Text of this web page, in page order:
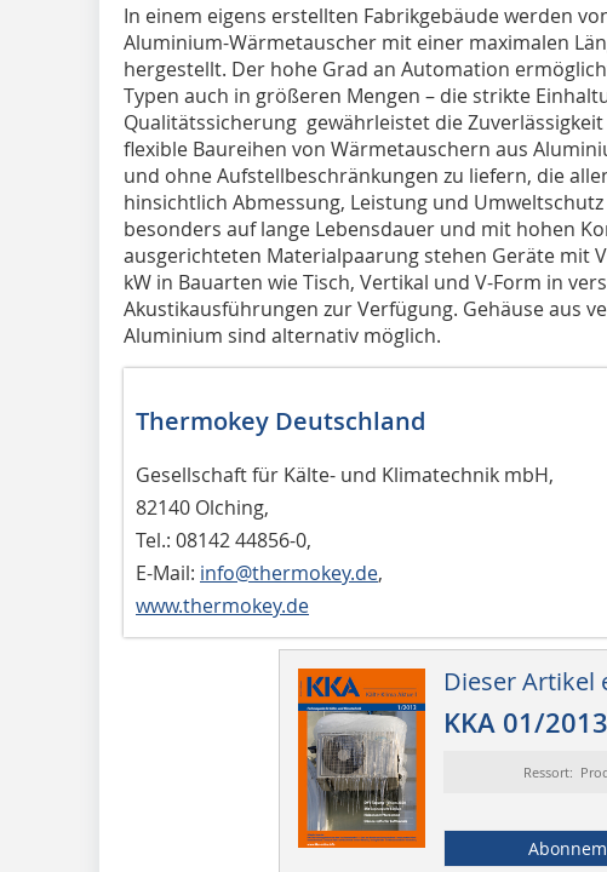
In einem eigens erstellten Fabrikgebäude werden
Aluminium-Wärmetauscher mit einer maximalen
hergestellt. Der hohe Grad an Automation
Typen auch in größeren Mengen – die strikte
Qualitätssicherung gewährleistet die
flexible Baureihen von Wärmetauschern aus
und ohne Aufstellbeschränkungen zu liefern, die
hinsichtlich Abmessung, Leistung und
besonders auf lange Lebensdauer und mit hohen
ausgerichteten Materialpaarung stehen Geräte mit
kW in Bauarten wie Tisch, Vertikal und V-Form in
Akustikausführungen zur Verfügung. Gehäuse aus
Aluminium sind alternativ möglich.
Thermokey Deutschland
Gesellschaft für Kälte- und Klimatechnik mbH,
82140 Olching,
Tel.: 08142 44856-0,
E-Mail: info@thermokey.de,
www.thermokey.de
Dieser Artikel
KKA 01/2013
Ressort: